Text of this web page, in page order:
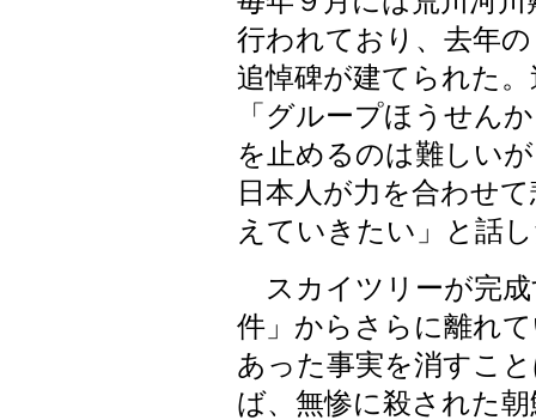
行われており、去年
追悼碑が建てられた
「グループほうせん
を止めるのは難しい
日本人が力を合わせ
えていきたい」と話
スカイツリーが完成
件」からさらに離れ
あった事実を消すこ
ば、無惨に殺された